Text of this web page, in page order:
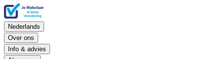
Nederlands
Over ons
Info & advies